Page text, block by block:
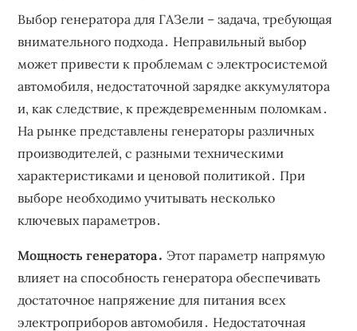
Выбор генератора для ГАЗели – задача, требующая
внимательного подхода․ Неправильный выбор
может привести к проблемам с электросистемой
автомобиля, недостаточной зарядке аккумулятора
и, как следствие, к преждевременным поломкам․
На рынке представлены генераторы различных
производителей, с разными техническими
характеристиками и ценовой политикой․ При
выборе необходимо учитывать несколько
ключевых параметров․
Мощность генератора․ Этот параметр напрямую
влияет на способность генератора обеспечивать
достаточное напряжение для питания всех
электроприборов автомобиля․ Недостаточная